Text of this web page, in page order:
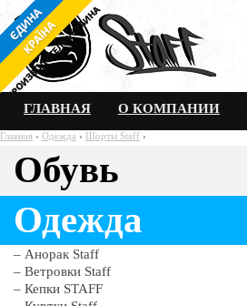
ГЛАВНАЯ О КОМПАНИИ
Главная › Одежда › Шорты Staff ›
Обувь
Одежда
Анорак Staff
Ветровки Staff
Кепки STAFF